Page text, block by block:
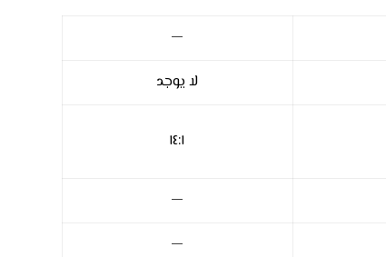
—
لا يوجد
١٤:١
—
—